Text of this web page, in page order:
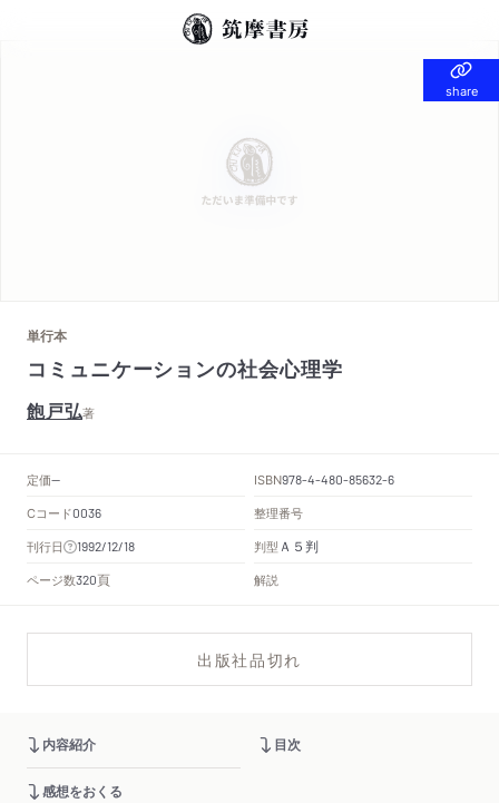
share
share
単行本
コミュニケーションの社会心理学
飽戸弘著
定価-- ISBN978-4-480-85632-6
Cコード0036
整理番号
刊行日
1992/12/18 判型 Ａ５判
ページ数320頁 解説
出版社品切れ
内容紹介 目次
感想をおくる